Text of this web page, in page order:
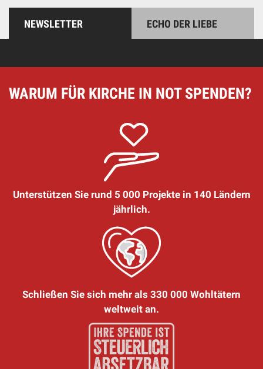
NEWSLETTER ECHO DER LIEBE
WARUM FÜR KIRCHE IN NOT SPENDEN?
Unterstützen Sie rund 5 000 Projekte in 140 Ländern
jährlich.
Schließen Sie sich mehr als 330 000 Wohltätern
weltweit an.